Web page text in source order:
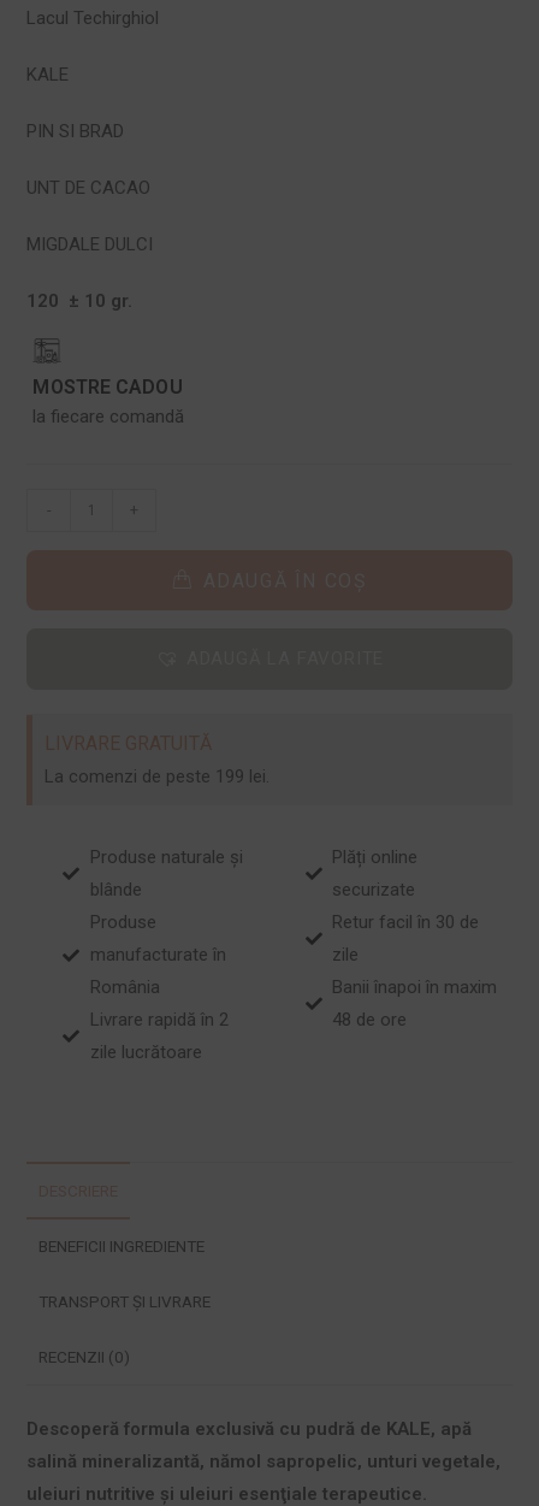
Lacul Techirghiol
KALE
PIN SI BRAD
UNT DE CACAO
MIGDALE DULCI
120 ± 10 gr.
MOSTRE CADOU
la fiecare comandă
- +
LIVRARE GRATUITĂ
La comenzi de peste 199 lei.
Produse naturale și
blânde
Produse
manufacturate în
România
Livrare rapidă în 2
zile lucrătoare
Plăți online
securizate
Retur facil în 30 de
zile
Banii înapoi în maxim
48 de ore
BENEFICII INGREDIENTE
TRANSPORT ȘI LIVRARE
RECENZII (0)
Descoperă formula exclusivă cu pudră de KALE, apă
salină mineralizantă, nămol sapropelic, unturi vegetale,
uleiuri nutritive şi uleiuri esenţiale terapeutice.